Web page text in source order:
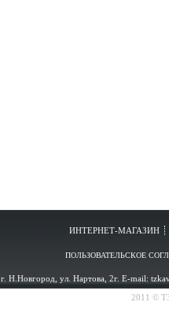
ИНТЕРНЕТ-МАГАЗИН
ПОЛЬЗОВАТЕЛЬСКОЕ
г. Н.Новгород, ул. Нартова, 2г. E-mail:
2011 ©